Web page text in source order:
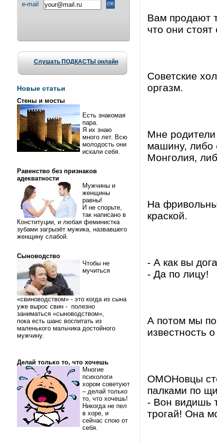
e-mail
Слушать ПОДКАСТЫ онлайн
Новые статьи
Стены и мосты
Есть знакомая
пара.
Я их знаю
много лет. Всю
молодость они
искали себя.
Равенство без признаков
адекватности
Мужчины и
женщины
равны!
И не спорьте,
так написано в
Конституции, и любая феминистка
зубами загрызёт мужика, назвавшего
женщину слабой.
Сыноводство
Чтобы не
мучиться
«свиноводством» - это когда из сына
уже вырос свин - полезно
заниматься «сыноводством»,
пока есть шанс воспитать из
маленького мальчика достойного
мужчину.
Делай только то, что хочешь
Многие
психологи
хором советуют
– делай только
то, что хочешь!
Никогда не пел
в хоре, и
сейчас спою от
себя.
Вам продают
что они
Советские
оргазм.
Мне родители
машину, либо
Монголия,
На
краской.
- А как вы
- Да по лицу!
А потом мы
известность
ОМОНовцы
палками по
- Вон видишь
трогай! Она